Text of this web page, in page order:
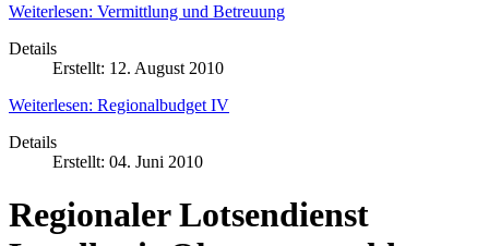
Weiterlesen: Vermittlung und Betreuung
Details
Erstellt: 12. August 2010
Weiterlesen: Regionalbudget IV
Details
Erstellt: 04. Juni 2010
Regionaler Lotsendienst